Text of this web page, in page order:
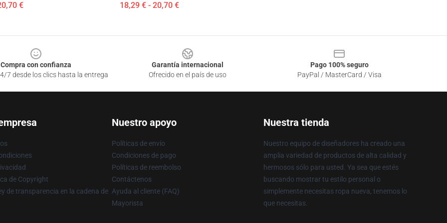
€ 18,29 € - 20,70 €
Compra con confianza
7 desde los clics hasta la entrega
Garantía internacional
Ofrecido en el país de uso
Pago 100% seguro
PayPal / MasterCard / Visa
de Copyright
de transparencia en la cadena de
Nuestro apoyo
Políticas de envío
Condiciones de pago
Políticas de reembolso
Contáctenos
Ayuda al cliente (FAQ)
Mayorista
Nuestra tienda
Nuestro equipo de diseñadores ha creado una
amplia variedad de productos de alta calidad y
hermosos sólo para usted. Ya sea que estés
buscando mostrar tu estilo personal o
simplemente necesitas ropa nueva, tenemos lo
que necesitas.